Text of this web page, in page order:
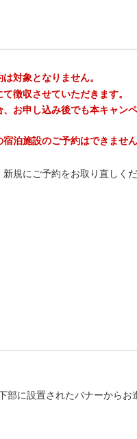
対象となりません。
徴収させていただきます。
お申し込み後でも本キャン
泊施設のご予約はできません
規にご予約をお取り直しく
部に設置されたバナーからお